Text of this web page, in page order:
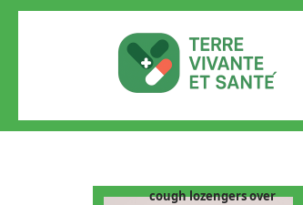
cough lozengers over